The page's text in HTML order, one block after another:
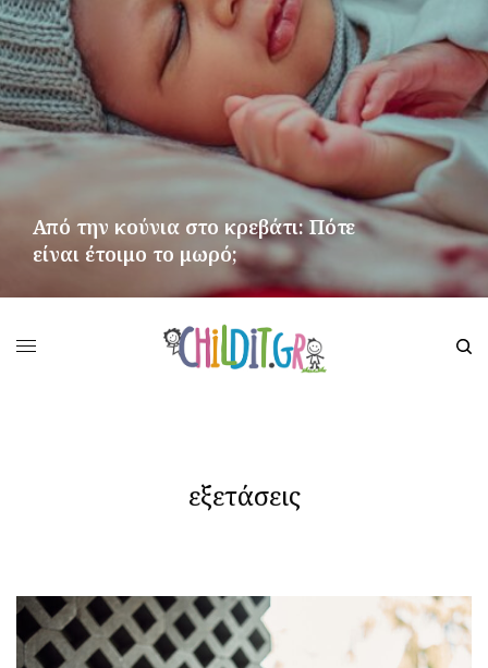
Από την κούνια στο κρεβάτι: Πότε
είναι έτοιμο το μωρό;
εξετάσεις